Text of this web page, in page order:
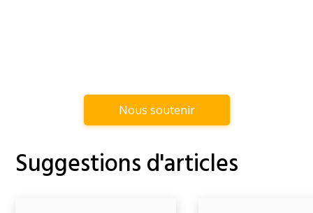
Nous soutenir
Suggestions d'articles